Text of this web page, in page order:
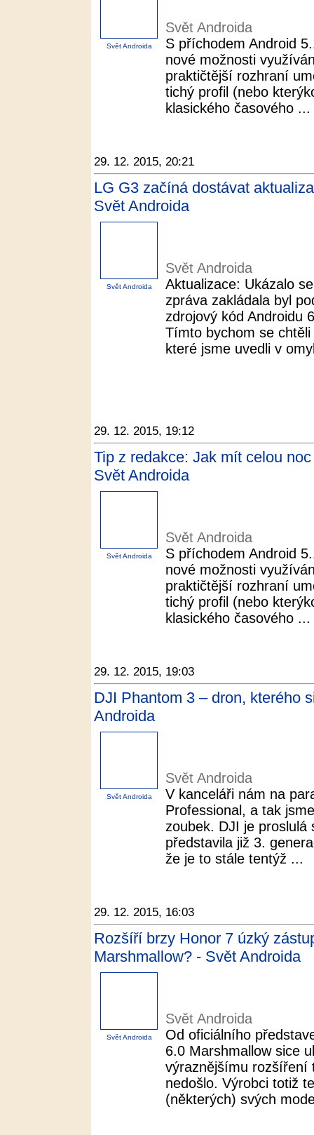
Svět Androida
Svět Androida
S příchodem Android
nové možnosti
praktičtější rozhraní
tichý profil (nebo
klasického časového ...
29. 12. 2015, 20:21
LG G3 začíná dostávat
Svět Androida
Svět Androida
Svět Androida
Aktualizace: Ukázalo
zpráva zakládala byl
zdrojový kód Androidu
Tímto bychom se
které jsme uvedli v
29. 12. 2015, 19:12
Tip z redakce: Jak mít celou
Svět Androida
Svět Androida
Svět Androida
S příchodem Android
nové možnosti
praktičtější rozhraní
tichý profil (nebo
klasického časového ...
29. 12. 2015, 19:03
DJI Phantom 3 – dron, kterého
Androida
Svět Androida
Svět Androida
V kanceláři nám na
Professional, a tak
zoubek. DJI je
představila již 3.
že je to stále tentýž ...
29. 12. 2015, 16:03
Rozšíří brzy Honor 7 úzký
Marshmallow? - Svět Androida
Svět Androida
Svět Androida
Od oficiálního
6.0 Marshmallow sice
výraznějšímu rozšíření
nedošlo. Výrobci totiž
(některých) svých